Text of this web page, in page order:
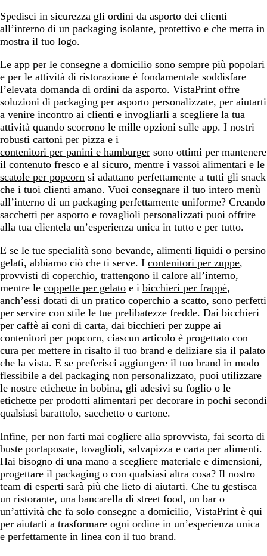
Spedisci in sicurezza gli ordini da asporto dei clienti
all’interno di un packaging isolante, protettivo e che metta in
mostra il tuo logo.
Le app per le consegne a domicilio sono sempre più popolari
e per le attività di ristorazione è fondamentale soddisfare
l’elevata domanda di ordini da asporto. VistaPrint offre
soluzioni di packaging per asporto personalizzate, per aiutarti
a venire incontro ai clienti e invogliarli a scegliere la tua
attività quando scorrono le mille opzioni sulle app. I nostri
robusti cartoni per pizza e i
contenitori per panini e hamburger sono ottimi per mantenere
il contenuto fresco e al sicuro, mentre i vassoi alimentari e le
scatole per popcorn si adattano perfettamente a tutti gli snack
che i tuoi clienti amano. Vuoi consegnare il tuo intero menù
all’interno di un packaging perfettamente uniforme? Creando
sacchetti per asporto e tovaglioli personalizzati puoi offrire
alla tua clientela un’esperienza unica in tutto e per tutto.
E se le tue specialità sono bevande, alimenti liquidi o persino
gelati, abbiamo ciò che ti serve. I contenitori per zuppe,
provvisti di coperchio, trattengono il calore all’interno,
mentre le coppette per gelato e i bicchieri per frappè,
anch’essi dotati di un pratico coperchio a scatto, sono perfetti
per servire con stile le tue prelibatezze fredde. Dai bicchieri
per caffè ai coni di carta, dai bicchieri per zuppe ai
contenitori per popcorn, ciascun articolo è progettato con
cura per mettere in risalto il tuo brand e deliziare sia il palato
che la vista. E se preferisci aggiungere il tuo brand in modo
flessibile a del packaging non personalizzato, puoi utilizzare
le nostre etichette in bobina, gli adesivi su foglio o le
etichette per prodotti alimentari per decorare in pochi secondi
qualsiasi barattolo, sacchetto o cartone.
Infine, per non farti mai cogliere alla sprovvista, fai scorta di
buste portaposate, tovaglioli, salvapizza e carta per alimenti.
Hai bisogno di una mano a scegliere materiale e dimensioni,
progettare il packaging o con qualsiasi altra cosa? Il nostro
team di esperti sarà più che lieto di aiutarti. Che tu gestisca
un ristorante, una bancarella di street food, un bar o
un’attività che fa solo consegne a domicilio, VistaPrint è qui
per aiutarti a trasformare ogni ordine in un’esperienza unica
e perfettamente in linea con il tuo brand.